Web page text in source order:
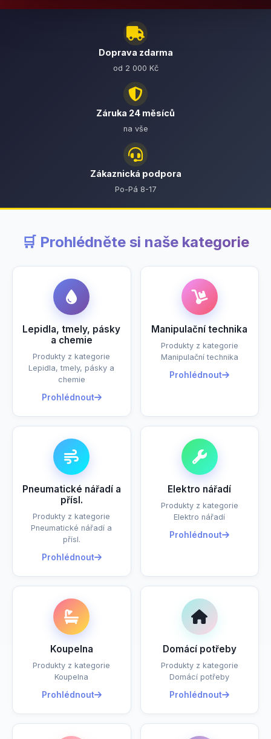
Doprava zdarma
od 2 000 Kč
Záruka 24 měsíců
na vše
Zákaznická podpora
Po-Pá 8-17
🛒 Prohlédněte si naše kategorie
Lepidla, tmely, pásky
a chemie
Produkty z kategorie
Lepidla, tmely, pásky a
chemie
Prohlédnout
Manipulační technika
Produkty z kategorie
Manipulační technika
Prohlédnout
Pneumatické nářadí a
přísl.
Produkty z kategorie
Pneumatické nářadí a
přísl.
Prohlédnout
Elektro nářadí
Produkty z kategorie
Elektro nářadí
Prohlédnout
Koupelna
Produkty z kategorie
Koupelna
Prohlédnout
Domácí potřeby
Produkty z kategorie
Domácí potřeby
Prohlédnout